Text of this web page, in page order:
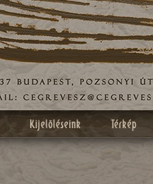
Kijelöléseink Térkép